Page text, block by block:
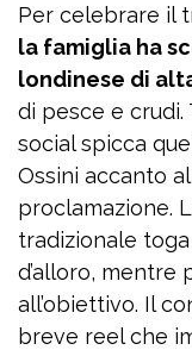
Per celebrare il
la famiglia ha
londinese di
di pesce e
social spicca
Ossini accanto
proclamazione.
tradizionale
d’alloro, mentre
all’obiettivo. Il
breve reel che